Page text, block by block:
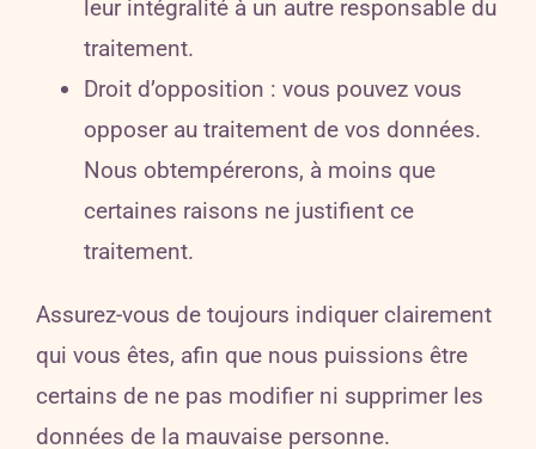
leur intégralité à un autre responsable du
traitement.
Droit d’opposition : vous pouvez vous
opposer au traitement de vos données.
Nous obtempérerons, à moins que
certaines raisons ne justifient ce
traitement.
Assurez-vous de toujours indiquer clairement
qui vous êtes, afin que nous puissions être
certains de ne pas modifier ni supprimer les
données de la mauvaise personne.